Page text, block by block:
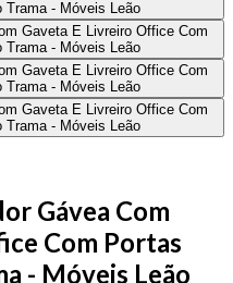
Gávea Com
Com Portas
- Móveis Leão